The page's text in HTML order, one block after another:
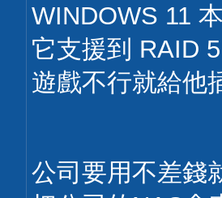
WINDOWS 11
它支援到 RAID
遊戲不行就給他
公司要用不差錢